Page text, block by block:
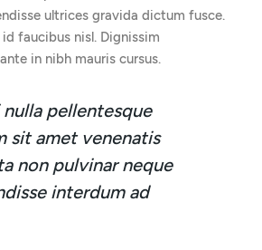
ultrices gravida dictum fusce.
faucibus nisl. Dignissim
in nibh mauris cursus.
nulla pellentesque
sit amet venenatis
non pulvinar neque
interdum ad